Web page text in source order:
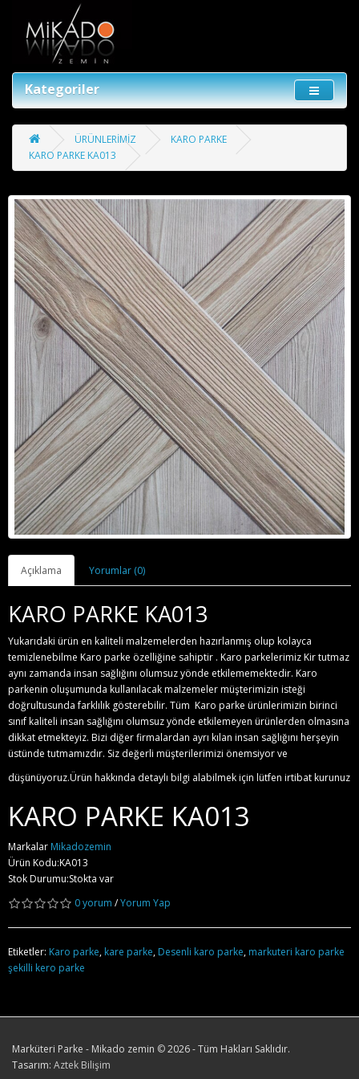
Kategoriler
ÜRÜNLERİMİZ
KARO PARKE
KARO PARKE KA013
Açıklama Yorumlar (0)
KARO PARKE KA013
Yukarıdaki ürün en kaliteli malzemelerden hazırlanmış olup kolayca
temizlenebilme Karo parke özelliğine sahiptir . Karo parkelerimiz Kir tutmaz
aynı zamanda insan sağlığını olumsuz yönde etkilememektedir. Karo
parkenin oluşumunda kullanılacak malzemeler müşterimizin isteği
doğrultusunda farklılık gösterebilir. Tüm Karo parke ürünlerimizin birinci
sınıf kaliteli insan sağlığını olumsuz yönde etkilemeyen ürünlerden olmasına
dikkat etmekteyiz. Bizi diğer firmalardan ayrı kılan insan sağlığını herşeyin
üstünde tutmamızdır. Siz değerli müşterilerimizi önemsiyor ve
düşünüyoruz.Ürün hakkında detaylı bilgi alabilmek için lütfen irtibat kurunuz
KARO PARKE KA013
Markalar Mikadozemin
Ürün Kodu:KA013
Stok Durumu:Stokta var
0 yorum /Yorum Yap
Etiketler: Karo parke, kare parke, Desenli karo parke, markuteri karo parke
şekilli kero parke
Marküteri Parke - Mikado zemin ©2026 - Tüm Hakları Saklıdır.
Tasarım: Aztek Bilişim